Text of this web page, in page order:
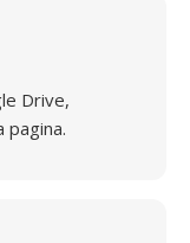
Drive,
pagina.